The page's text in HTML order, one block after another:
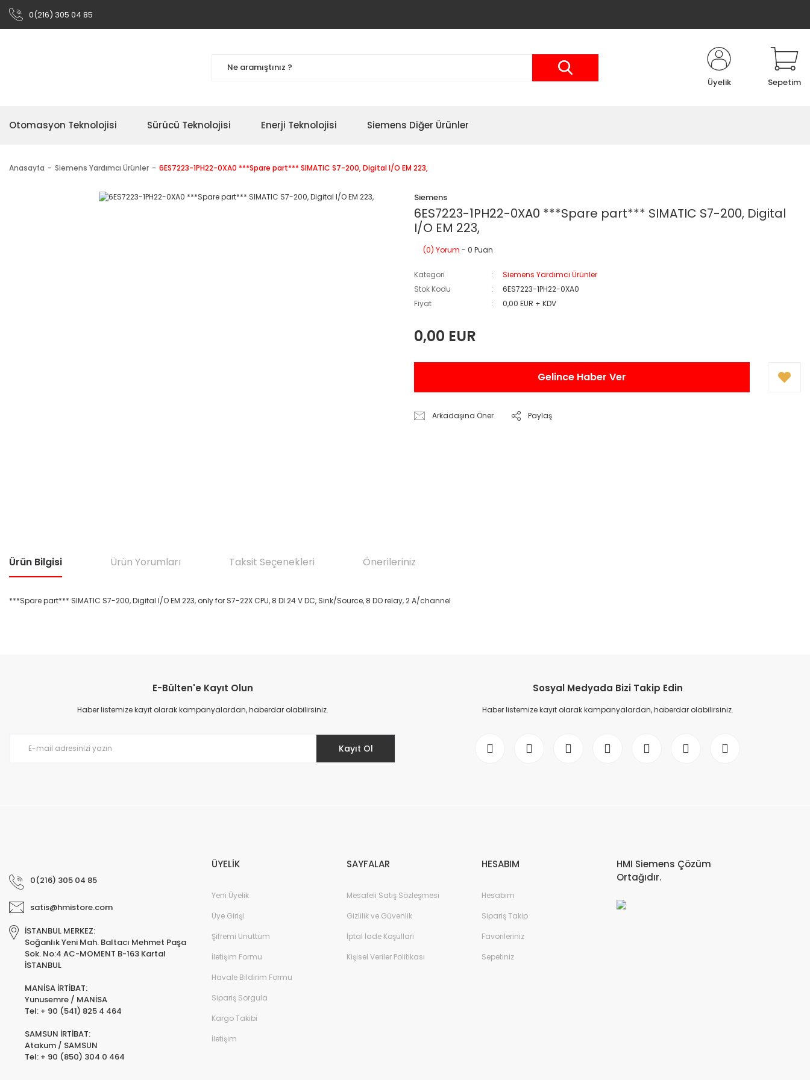
0(216) 305 04 85
Üyelik Sepetim
Otomasyon Teknolojisi Sürücü Teknolojisi Enerji Teknolojisi Siemens Diğer Ürünler
Anasayfa Siemens Yardımcı Ürünler 6ES7223-1PH22-0XA0 ***Spare part*** SIMATIC S7-200, Digital I/O EM 223,
Siemens
6ES7223-1PH22-0XA0 ***Spare part*** SIMATIC S7-200, Digital
I/O EM 223,
(0) Yorum - 0 Puan
Kategori
Siemens Yardımcı Ürünler
Stok Kodu
6ES7223-1PH22-0XA0
Fiyat
0,00 EUR + KDV
0,00 EUR
Gelince Haber Ver
Arkadaşına Öner Paylaş
Ürün Bilgisi Ürün Yorumları Taksit Seçenekleri Önerileriniz
***Spare part*** SIMATIC S7-200, Digital I/O EM 223, only for S7-22X CPU, 8 DI 24 V DC, Sink/Source, 8 DO relay, 2 A/channel
Ürün resmi kalitesiz, bozuk veya görüntülenemiyor.
Ürün açıklamasında eksik bilgiler bulunuyor.
E-Bülten'e Kayıt Olun
Haber listemize kayıt olarak kampanyalardan, haberdar olabilirsiniz.
Kayıt Ol
Sosyal Medyada Bizi Takip Edin
Haber listemize kayıt olarak kampanyalardan, haberdar olabilirsiniz.
0(216) 305 04 85
satis@hmistore.com
İSTANBUL MERKEZ:
Soğanlık Yeni Mah. Baltacı Mehmet Paşa
Sok. No:4 AC-MOMENT B-163 Kartal
İSTANBUL
MANİSA İRTİBAT:
Yunusemre / MANİSA
Tel: + 90 (541) 825 4 464
SAMSUN İRTİBAT:
Atakum / SAMSUN
Tel: + 90 (850) 304 0 464
ÜYELİK
Yeni Üyelik
Üye Girişi
Şifremi Unuttum
İletişim Formu
Havale Bildirim Formu
Sipariş Sorgula
Kargo Takibi
İletişim
SAYFALAR
Mesafeli Satış Sözleşmesi
Gizlilik ve Güvenlik
İptal İade Koşullari
Kişisel Veriler Politikası
HESABIM
Hesabım
Sipariş Takip
Favorileriniz
Sepetiniz
HMI Siemens Çözüm
Ortağıdır.